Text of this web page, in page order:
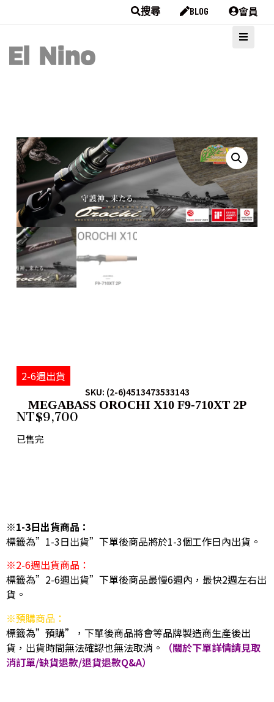
搜尋 BLOG 會員
2-6週出貨
SKU: (2-6)4513473533143
MEGABASS OROCHI X10 F9-710XT 2P
NT$9,700
已售完
※1-3日出貨商品：
標籤為”1-3日出貨”下單後商品將於1-3個工作日內出貨。
※2-6週出貨商品：
標籤為”2-6週出貨”下單後商品最慢6週內，最快2週左右出
貨。
※預購商品：
標籤為”預購”，下單後商品將會等品牌製造商生產後出
貨，出貨時間無法確認也無法取消。
（關於下單詳情請見取
消訂單/缺貨退款/退貨退款Q&A）